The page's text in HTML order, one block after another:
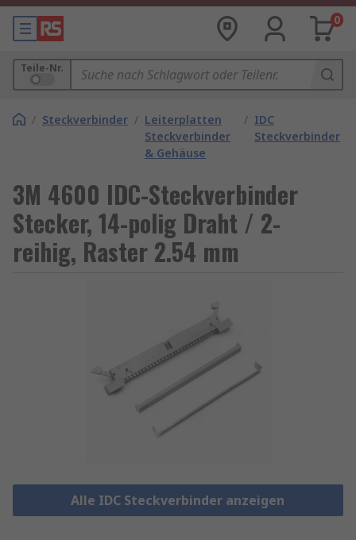
0
Teile-Nr.
/ Steckverbinder / Leiterplatten
Steckverbinder
& Gehäuse
/ IDC
Steckverbinder
3M 4600 IDC-Steckverbinder
Stecker, 14-polig Draht / 2-
reihig, Raster 2.54 mm
Alle IDC Steckverbinder anzeigen